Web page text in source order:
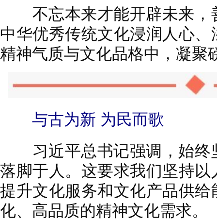
不忘本来才能开辟未来，
中华优秀传统文化浸润人心
精神气质与文化品格中，凝聚
与古为新 为民而歌
习近平总书记强调，始终
落脚于人。这要求我们坚持
提升文化服务和文化产品供
化、高品质的精神文化需求。